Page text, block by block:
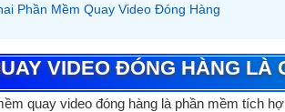
Phần Mềm Quay Video Đóng Hàng
VIDEO ĐÓNG HÀNG LÀ
quay video đóng hàng là phần mềm tích